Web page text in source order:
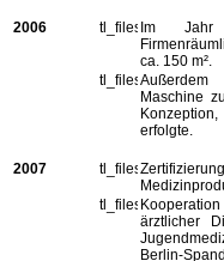
2006
Im Jahr
ca. 150 m².
Außerdem
Maschine
erfolgte.
2007
ärztlicher
Berlin-